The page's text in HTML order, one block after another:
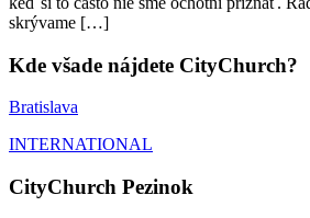
skrývame […]
Kde všade nájdete CityChurch?
Bratislava
INTERNATIONAL
CityChurch Pezinok